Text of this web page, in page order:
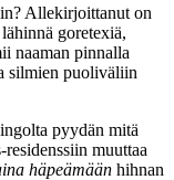
Allekirjoittanut on
goretexiä,
naaman pinnalla
silmien puoliväliin
pyydän mitä
muuttaa
häpeämään hihnan